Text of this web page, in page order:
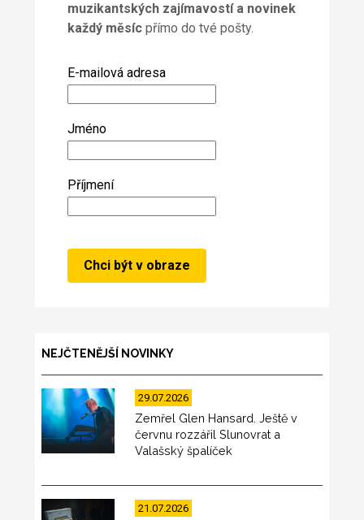
muzikantských zajímavostí a novinek
každý měsícpřímo do tvé pošty.
E-mailová adresa
Jméno
Příjmení
NEJČTENĚJŠÍ NOVINKY
29.07.2026
Zemřel Glen Hansard. Ještě v
červnu rozzářil Slunovrat a
Valašský špalíček
21.07.2026